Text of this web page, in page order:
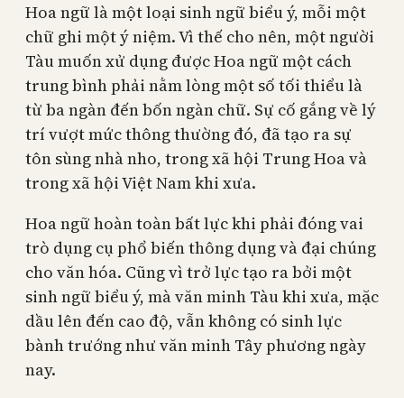
Hoa ngữ là một loại sinh ngữ biểu ý, mỗi một
chữ ghi một ý niệm. Vì thế cho nên, một người
Tàu muốn xử dụng được Hoa ngữ một cách
trung bình phải nằm lòng một số tối thiểu là
từ ba ngàn đến bốn ngàn chữ. Sự cố gắng về lý
trí vượt mức thông thường đó, đã tạo ra sự
tôn sùng nhà nho, trong xã hội Trung Hoa và
trong xã hội Việt Nam khi xưa.
Hoa ngữ hoàn toàn bất lực khi phải đóng vai
trò dụng cụ phổ biến thông dụng và đại chúng
cho văn hóa. Cũng vì trở lực tạo ra bởi một
sinh ngữ biểu ý, mà văn minh Tàu khi xưa, mặc
dầu lên đến cao độ, vẫn không có sinh lực
bành trướng như văn minh Tây phương ngày
nay.